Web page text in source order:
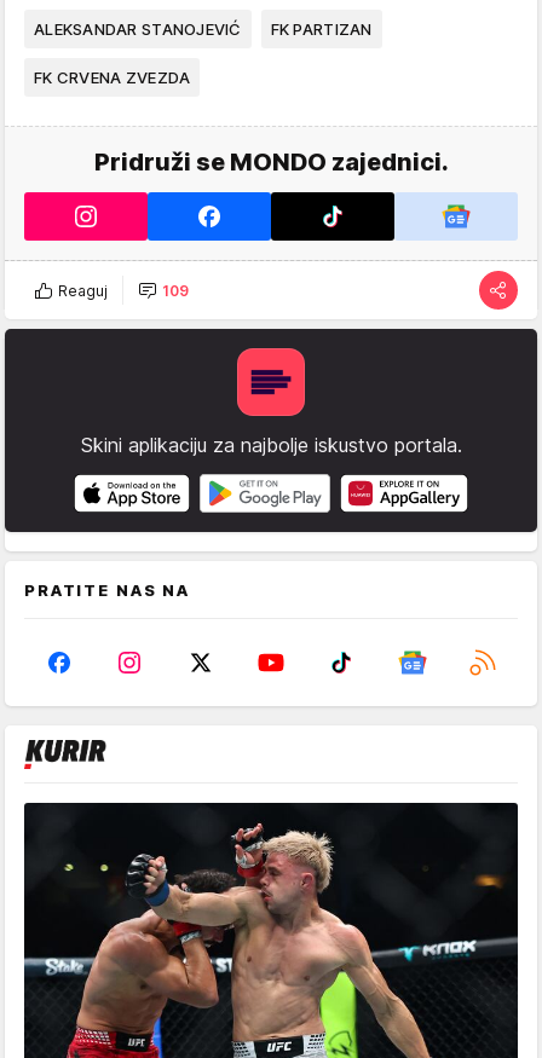
ALEKSANDAR STANOJEVIĆ FK PARTIZAN
FK CRVENA ZVEZDA
Pridruži se MONDO zajednici.
Reaguj 109
Skini aplikaciju za najbolje iskustvo portala.
PRATITE NAS NA